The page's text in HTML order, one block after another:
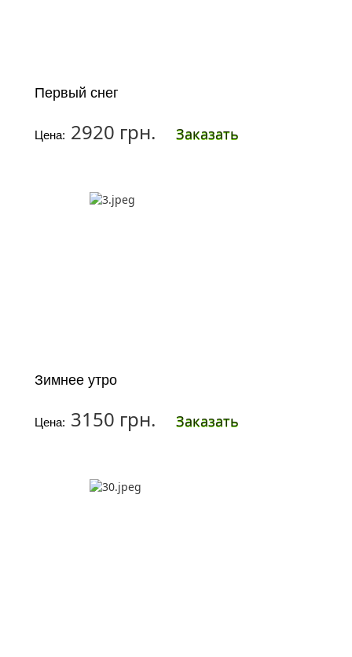
Первый снег
Цена: 2920 грн. Заказать
Зимнее утро
Цена: 3150 грн. Заказать